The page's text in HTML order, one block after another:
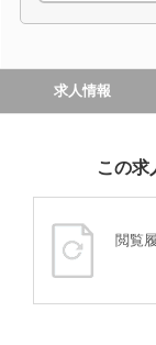
求人情報
この求
閲覧